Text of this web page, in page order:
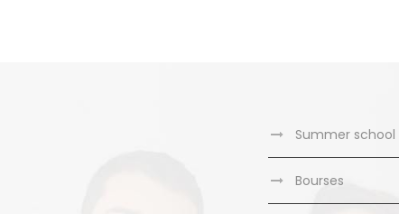
Summer school
Bourses